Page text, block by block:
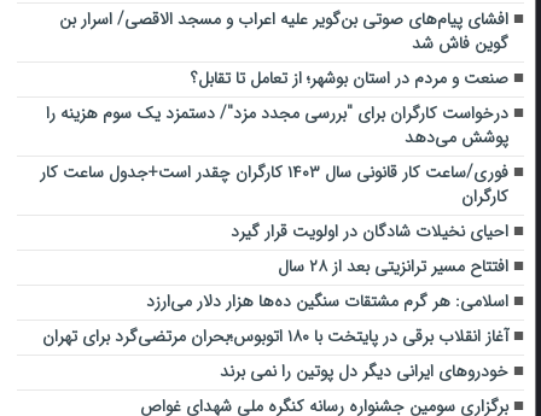
افشای پیام‌های صوتی بن‌گویر علیه اعراب و مسجد الاقصی/ اسرار بن
گوین فاش شد
صنعت و مردم در استان بوشهر؛ از تعامل تا تقابل؟
درخواست کارگران برای "بررسی مجدد مزد"/ دستمزد یک سوم هزینه را
پوشش می‌دهد
فوری/ساعت کار قانونی سال ۱۴۰۳ کارگران چقدر است+جدول ساعت کار
کارگران
احیای نخیلات شادگان در اولویت قرار گیرد
افتتاح مسیر ترانزیتی بعد از ۲۸ سال
اسلامی: هر گرم مشتقات سنگین ده‌ها هزار دلار می‌ارزد
آغاز انقلاب برقی در پایتخت با ۱۸۰ اتوبوس؛بحران مرتضی‌گرد برای تهران
خودروهای ایرانی دیگر دل پوتین را نمی برند
برگزاری سومین جشنواره رسانه کنگره ملی شهدای غواص